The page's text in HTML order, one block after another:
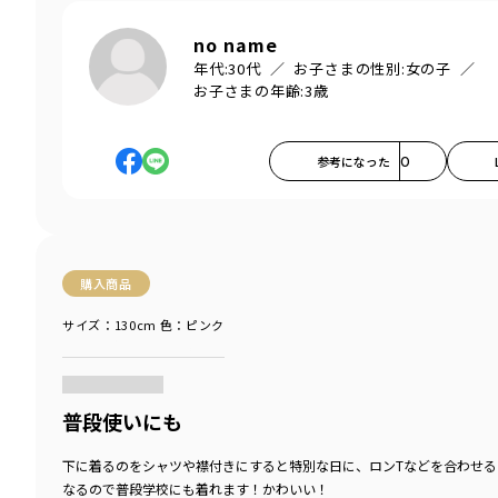
no name
年代:30代 お子さまの性別:女の子
お子さまの年齢:3歳
参考になった 0
購入商品
サイズ：130cm 色：ピンク
普段使いにも
下に着るのをシャツや襟付きにすると特別な日に、ロンTなどを合わせ
なるので普段学校にも着れます！かわいい！